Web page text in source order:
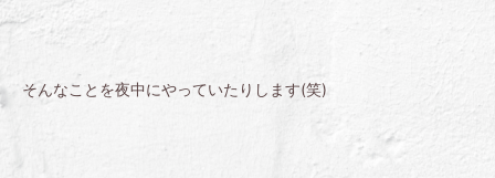
そんなことを夜中にやっていたりします(笑)